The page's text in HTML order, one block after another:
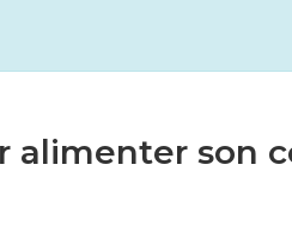
alimenter son